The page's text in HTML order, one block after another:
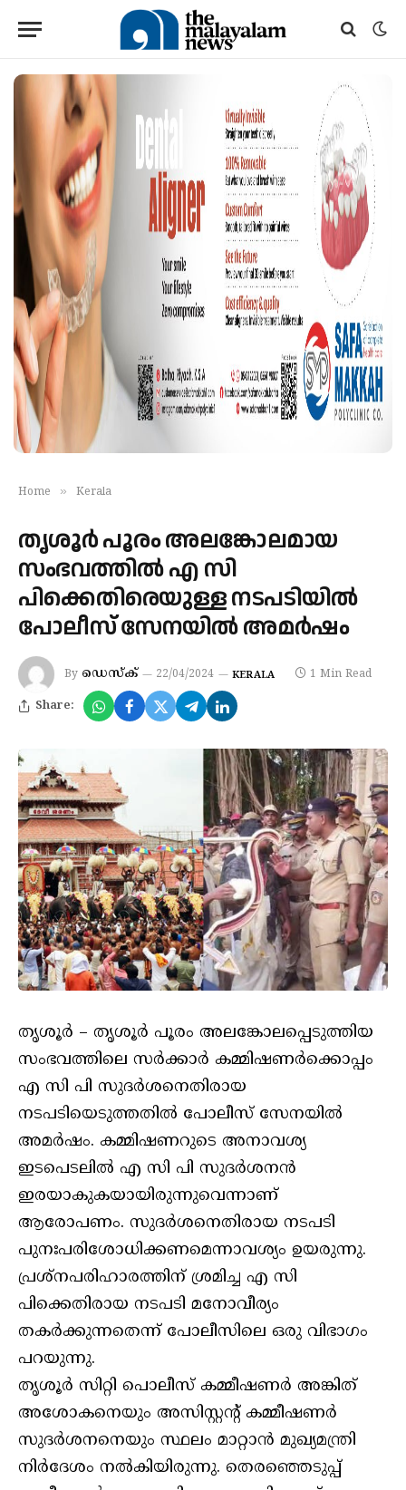
Home » Kerala
തൃശൂര്‍ പൂരം അലങ്കോലമായ
സംഭവത്തില്‍ എ സി
പിക്കെതിരെയുള്ള നടപടിയില്‍
പോലീസ് സേനയില്‍ അമര്‍ഷം
By ഡെസ്‌ക് 22/04/2024 KERALA 1 Min Read
Share:
തൃശൂര്‍ – തൃശൂര്‍ പൂരം അലങ്കോലപ്പെടുത്തിയ
സംഭവത്തിലെ സര്‍ക്കാര്‍ കമ്മിഷണര്‍ക്കൊപ്പം
എ സി പി സുദര്‍ശനെതിരായ
നടപടിയെടുത്തതില്‍ പോലീസ് സേനയില്‍
അമര്‍ഷം. കമ്മിഷണറുടെ അനാവശ്യ
ഇടപെടലില്‍ എ സി പി സുദര്‍ശനന്‍
ഇരയാകുകയായിരുന്നുവെന്നാണ്
ആരോപണം. സുദര്‍ശനെതിരായ നടപടി
പുനഃപരിശോധിക്കണമെന്നാവശ്യം ഉയരുന്നു.
പ്രശ്നപരിഹാരത്തിന് ശ്രമിച്ച എ സി
പിക്കെതിരായ നടപടി മനോവീര്യം
തകര്‍ക്കുന്നതെന്ന് പോലീസിലെ ഒരു വിഭാഗം
പറയുന്നു.
തൃശൂര്‍ സിറ്റി പൊലീസ് കമ്മീഷണര്‍ അങ്കിത്
അശോകനെയും അസിസ്റ്റന്റ് കമ്മീഷണര്‍
സുദര്‍ശനനെയും സ്ഥലം മാറ്റാന്‍ മുഖ്യമന്ത്രി
നിര്‍ദേശം നല്‍കിയിരുന്നു. തെരഞ്ഞെടുപ്പ്